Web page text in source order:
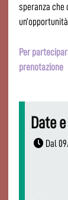
speranza che
Per
prenotazione
Date
Dal